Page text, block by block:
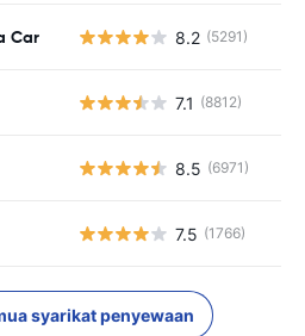
Car 8.2 (5291)
7.1 (8812)
8.5 (6971)
7.5 (1766)
syarikat penyewaan